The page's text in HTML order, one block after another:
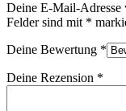
Deine E-Mail-
Felder sind mit *
Deine Bewertung *
Deine Rezension *